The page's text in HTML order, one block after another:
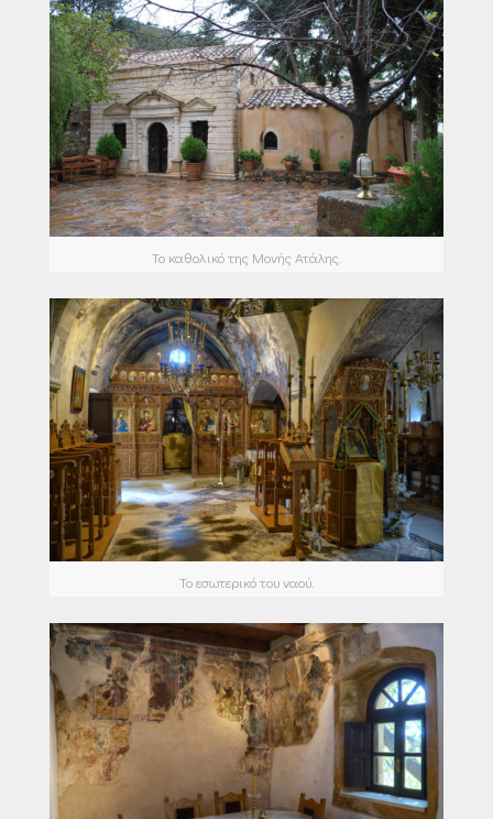
Το καθολικό της Μονής Ατάλης.
Το εσωτερικό του ναού.